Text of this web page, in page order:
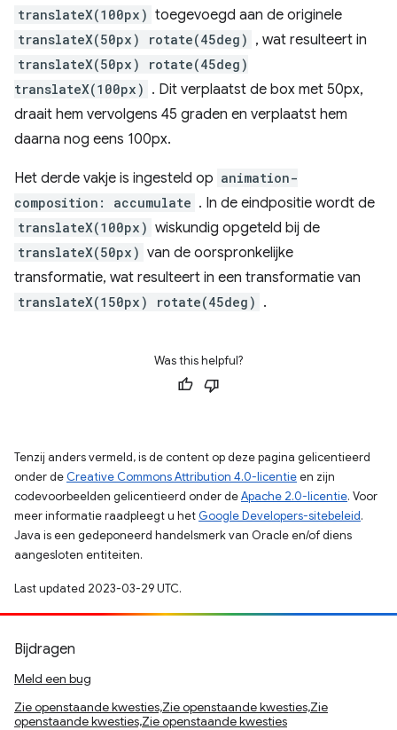
translateX(100px) toegevoegd aan de originele
translateX(50px) rotate(45deg) , wat resulteert in
translateX(50px) rotate(45deg)
translateX(100px) . Dit verplaatst de box met 50px,
draait hem vervolgens 45 graden en verplaatst hem
daarna nog eens 100px.
Het derde vakje is ingesteld op animation-
composition: accumulate . In de eindpositie wordt de
translateX(100px) wiskundig opgeteld bij de
translateX(50px) van de oorspronkelijke
transformatie, wat resulteert in een transformatie van
translateX(150px) rotate(45deg) .
Was this helpful?
Tenzij anders vermeld, is de content op deze pagina gelicentieerd
onder de Creative Commons Attribution 4.0-licentieen zijn
codevoorbeelden gelicentieerd onder deApache 2.0-licentie. Voor
meer informatie raadpleegt u het Google Developers-sitebeleid.
Java is een gedeponeerd handelsmerk van Oracle en/of diens
aangesloten entiteiten.
Last updated 2023-03-29 UTC.
Bijdragen
Meld een bug
Zie openstaande kwesties,Zie openstaande kwesties,Zie
openstaande kwesties,Zie openstaande kwesties